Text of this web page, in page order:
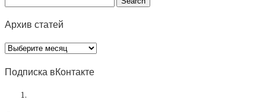
Архив статей
Архив
статей
Подписка вКонтакте